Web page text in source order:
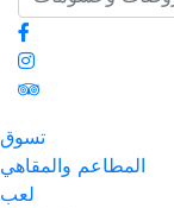
تسوق
المطاعم والمقاهي
لعب